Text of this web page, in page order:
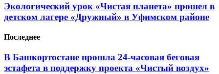
Экологический урок «Чистая планета» прошел в
детском лагере «Дружный» в Уфимском районе
Последнее
В Башкортостане прошла 24-часовая беговая
эстафета в поддержку проекта «Чистый воздух»